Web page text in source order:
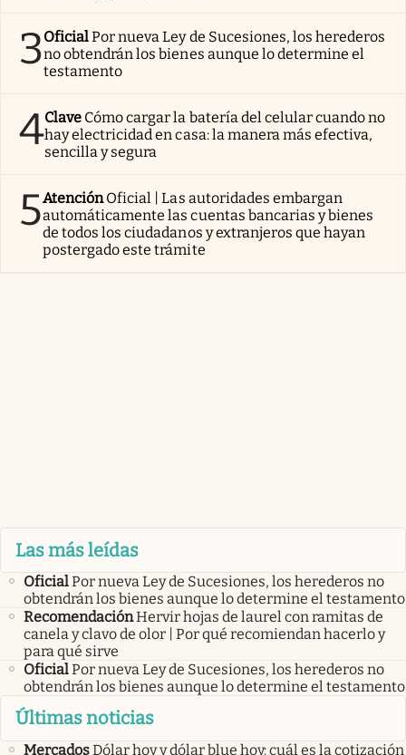
3OficialPor nueva Ley de Sucesiones, los herederos
no obtendrán los bienes aunque lo determine el
testamento
4Clave Cómo cargar la batería del celular cuando no
hay electricidad en casa: la manera más efectiva,
sencilla y segura
5AtenciónOficial | Las autoridades embargan
automáticamente las cuentas bancarias y bienes
de todos los ciudadanos y extranjeros que hayan
postergado este trámite
Las más leídas
OficialPor nueva Ley de Sucesiones, los herederos no
obtendrán los bienes aunque lo determine el testamento
RecomendaciónHervir hojas de laurel con ramitas de
canela y clavo de olor | Por qué recomiendan hacerlo y
para qué sirve
OficialPor nueva Ley de Sucesiones, los herederos no
obtendrán los bienes aunque lo determine el testamento
Últimas noticias
MercadosDólar hoy y dólar blue hoy: cuál es la cotización